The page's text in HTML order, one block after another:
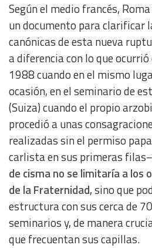
Según el medio francés,
un documento para clarificar
canónicas de esta nueva
a diferencia con lo que
1988 cuando en el mismo
ocasión, en el seminario de
(Suiza) cuando el propio
procedió a unas
realizadas sin el permiso
carlista en sus primeras
de cisma no se limitaría a los
de la Fraternidad, sino que
estructura con sus cerca de
seminarios y, de manera
que frecuentan sus capillas.